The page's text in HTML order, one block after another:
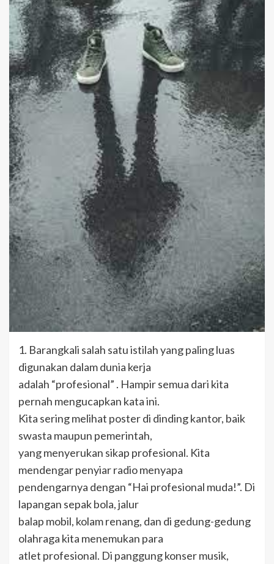
1. Barangkali salah satu istilah yang paling luas
digunakan dalam dunia kerja
adalah “profesional” . Hampir semua dari kita
pernah mengucapkan kata ini.
Kita sering melihat poster di dinding kantor, baik
swasta maupun pemerintah,
yang menyerukan sikap profesional. Kita
mendengar penyiar radio menyapa
pendengarnya dengan “Hai profesional muda!”. Di
lapangan sepak bola, jalur
balap mobil, kolam renang, dan di gedung-gedung
olahraga kita menemukan para
atlet profesional. Di panggung konser musik,